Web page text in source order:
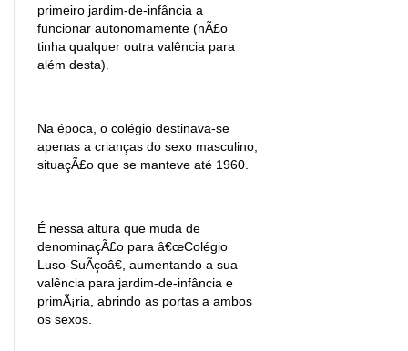
primeiro jardim-de-infância a
funcionar autonomamente (nÃ£o
tinha qualquer outra valência para
além desta).
Na época, o colégio destinava-se
apenas a crianças do sexo masculino,
situaçÃ£o que se manteve até 1960.
É nessa altura que muda de
denominaçÃ£o para â€œColégio
Luso-SuÃ­çoâ€, aumentando a sua
valência para jardim-de-infância e
primÃ¡ria, abrindo as portas a ambos
os sexos.